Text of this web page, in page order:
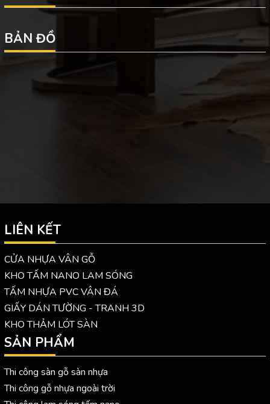
BẢN ĐỒ
LIÊN KẾT
CỬA NHỰA VÂN GỖ
KHO TẤM NANO LAM SÓNG
TẤM NHỰA PVC VÂN ĐÁ
GIẤY DÁN TƯỜNG - TRANH 3D
KHO THẢM LÓT SÀN
SẢN PHẨM
Thi công sàn gỗ sàn nhựa
Thi công gỗ nhựa ngoài trời